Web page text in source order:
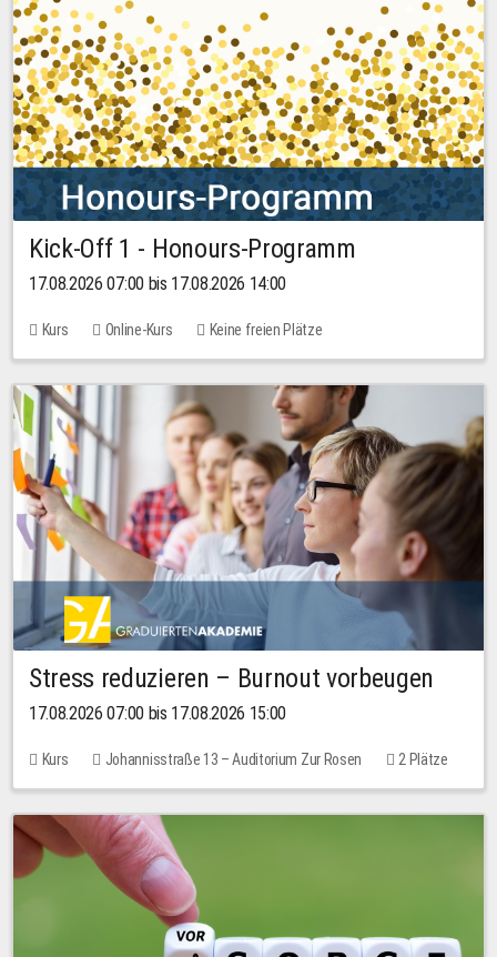
Kick-Off 1 - Honours-Programm
17.08.2026 07:00 bis 17.08.2026 14:00
Kurs Online-Kurs Keine freien Plätze
Stress reduzieren – Burnout vorbeugen
17.08.2026 07:00 bis 17.08.2026 15:00
Kurs Johannisstraße 13 – Auditorium Zur Rosen
2 Plätze
10,00 EUR